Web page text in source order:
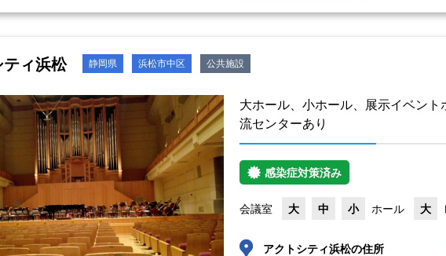
ィ浜松 静岡県 浜松市中区 公共施設
大ホール、小ホール、展示イベン
流センターあり
感染症対策済み
会議室 大 中 小 ホール 大
アクトシティ浜松の住所